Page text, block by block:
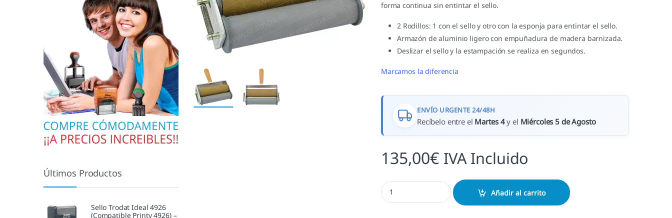
forma continua sin entintar el sello.
2 Rodillos: 1 con el sello y otro con la esponja para entintar el sello.
Armazón de aluminio ligero con empuñadura de madera barnizada.
Deslizar el sello y la estampación se realiza en segundos.
Marcamos la diferencia
ENVÍO URGENTE 24/48H
Recíbelo entre el Martes 4y el Miércoles 5 de Agosto
135,00€ IVA Incluido
Rodillo Lotería 2 LOT - Doble cantidad
Añadir al carrito
Últimos Productos
Sello Trodat Ideal 4926
(Compatible Printy 4926) –